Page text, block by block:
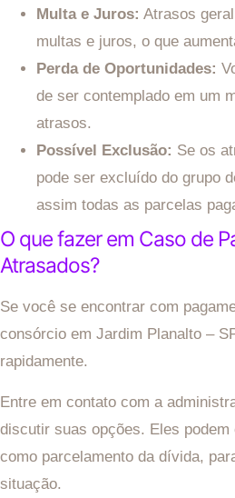
Multa e Juros: Atrasos
multas e juros, o que
Perda de Oportunidades:
de ser contemplado em um
atrasos.
Possível Exclusão: Se os
pode ser excluído do grupo
assim todas as parcelas
O que fazer em Caso de
Atrasados?
Se você se encontrar com
consórcio em Jardim Planalto –
rapidamente.
Entre em contato com a
discutir suas opções. Eles
como parcelamento da dívida,
situação.